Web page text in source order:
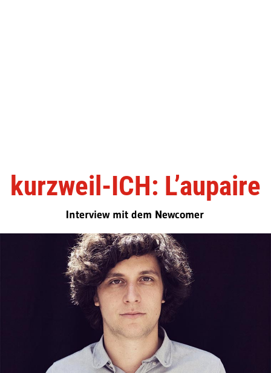
kurzweil-ICH: L’aupaire
Interview mit dem Newcomer